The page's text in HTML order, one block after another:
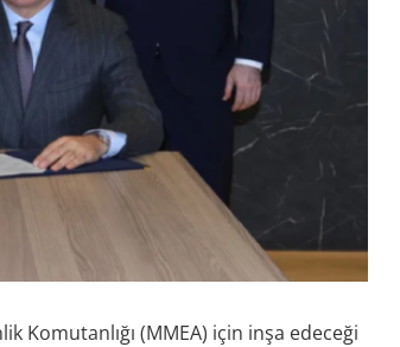
Komutanlığı (MMEA) için inşa edeceği